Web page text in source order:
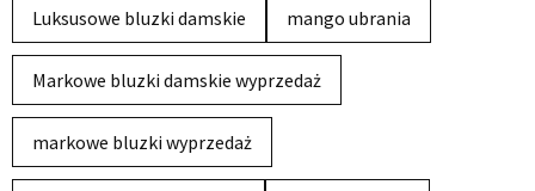
Luksusowe bluzki damskie mango ubrania
Markowe bluzki damskie wyprzedaż
markowe bluzki wyprzedaż